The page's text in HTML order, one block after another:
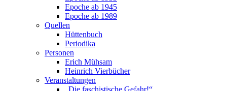
Epoche ab 1945
Epoche ab 1989
Quellen
Hüttenbuch
Periodika
Personen
Erich Mühsam
Heinrich Vierbücher
Veranstaltungen
„Die faschistische Gefahr!“